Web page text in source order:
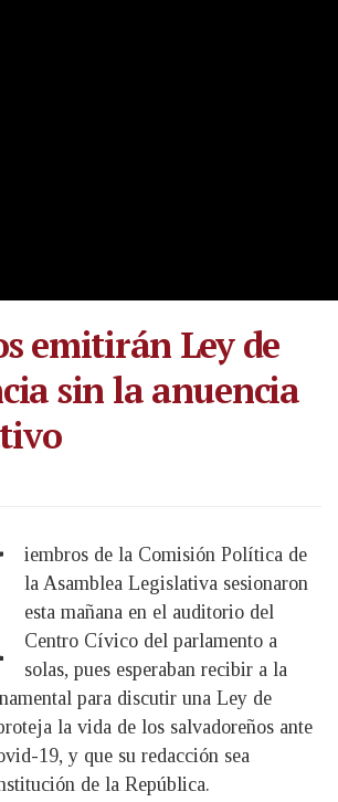
emitirán Ley de
sin la anuencia
iembros de la Comisión Política de
la Asamblea Legislativa sesionaron
esta mañana en el auditorio del
Centro Cívico del parlamento a
solas, pues esperaban recibir a la
para discutir una Ley de
la vida de los salvadoreños ante
19, y que su redacción sea
de la República.